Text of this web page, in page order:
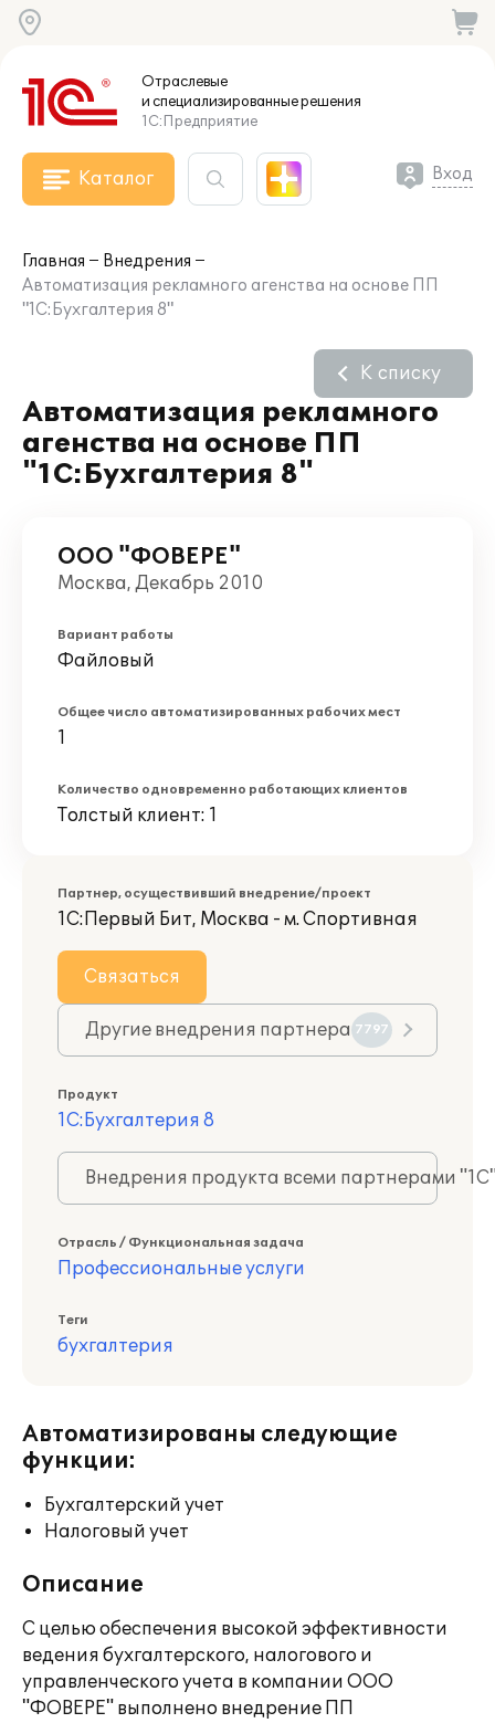
Отраслевые
и специализированныерешения
1С:Предприятие
Каталог Вход
Главная
Внедрения
Автоматизация рекламного агенства на основе ПП
"1С:Бухгалтерия 8"
Автоматизация рекламного
агенства на основе ПП
"1С:Бухгалтерия 8"
К списку
ООО "ФОВЕРЕ"
Москва, Декабрь 2010
Вариант работы
Файловый
Общее число автоматизированных рабочих мест
1
Количество одновременно работающих клиентов
Толстый клиент: 1
Партнер, осуществивший внедрение/проект
1С:Первый Бит, Москва - м. Спортивная
Связаться
Другие внедрения партнера 7797
Продукт
1С:Бухгалтерия 8
Внедрения продукта всеми партнерами
Отрасль / Функциональная задача
Профессиональные услуги
Теги
бухгалтерия
Автоматизированы следующие
функции:
Бухгалтерский учет
Налоговый учет
Описание
С целью обеспечения высокой эффективности
ведения бухгалтерского, налогового и
управленческого учета в компании ООО
"ФОВЕРЕ" выполнено внедрение ПП